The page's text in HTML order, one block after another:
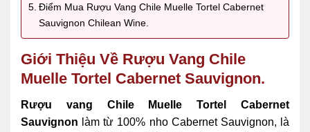
Điểm Mua Rượu Vang Chile Muelle Tortel Cabernet
Sauvignon Chilean Wine.
Giới Thiệu Về Rượu Vang Chile
Muelle Tortel Cabernet Sauvignon.
Rượu vang Chile Muelle Tortel Cabernet
Sauvignon làm từ 100% nho Cabernet Sauvignon, là